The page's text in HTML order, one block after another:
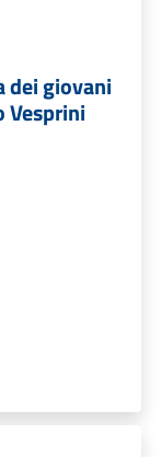
dei giovani
Vesprini